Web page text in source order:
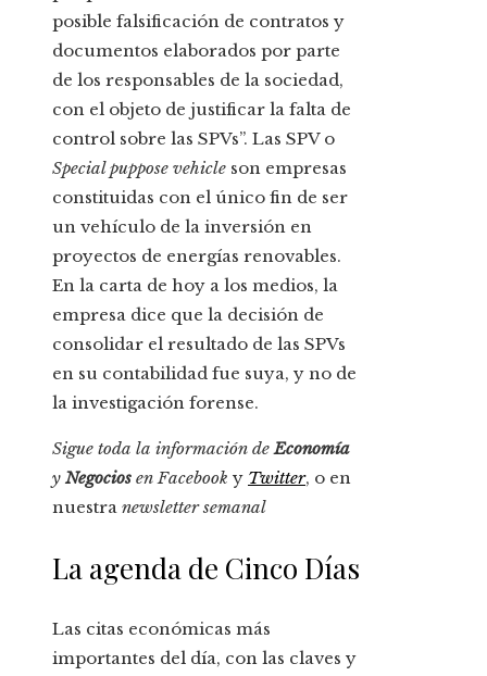
posible falsificación de contratos y
documentos elaborados por parte
de los responsables de la sociedad,
con el objeto de justificar la falta de
control sobre las SPVs”. Las SPV o
Special puppose vehicle son empresas
constituidas con el único fin de ser
un vehículo de la inversión en
proyectos de energías renovables.
En la carta de hoy a los medios, la
empresa dice que la decisión de
consolidar el resultado de las SPVs
en su contabilidad fue suya, y no de
la investigación forense.
Sigue toda la información deEconomía
y Negocios enFacebook y Twitter, o en
nuestra newsletter semanal
La agenda de Cinco Días
Las citas económicas más
importantes del día, con las claves y